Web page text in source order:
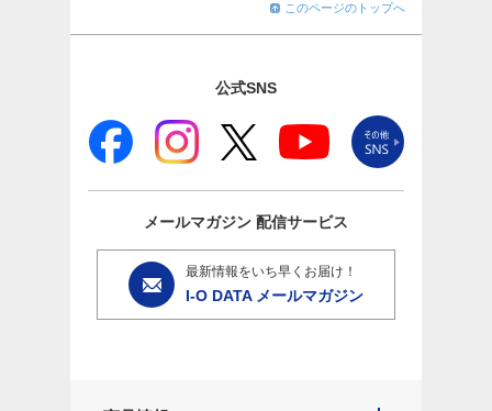
このページのトップへ
公式SNS
メールマガジン 配信サービス
最新情報をいち早くお届け！
I-O DATA メールマガジン